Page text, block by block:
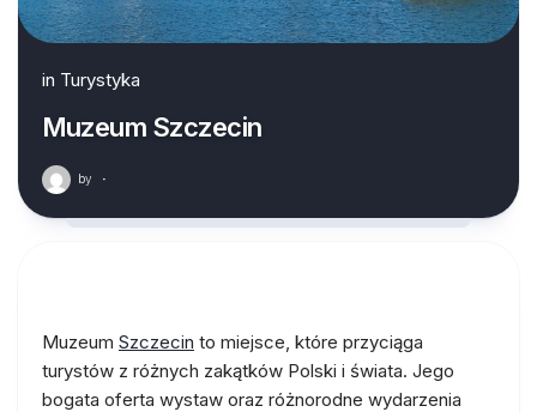
in Turystyka
Muzeum Szczecin
by ·
Muzeum Szczecin to miejsce, które przyciąga
turystów z różnych zakątków Polski i świata. Jego
bogata oferta wystaw oraz różnorodne wydarzenia